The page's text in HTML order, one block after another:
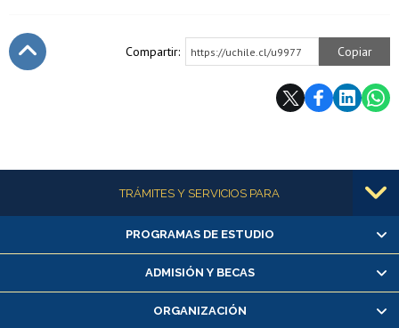
Compartir: https://uchile.cl/u9977 Copiar
Más informaciónTRÁMITES Y SERVICIOS PARA
Alumnas/os y exalumnas/os
Matrícula en línea
Inscripción y cambio de asignaturas
Consulta y certificado de notas
PROGRAMAS DE ESTUDIO
ADMISIÓN Y BECAS
ORGANIZACIÓN